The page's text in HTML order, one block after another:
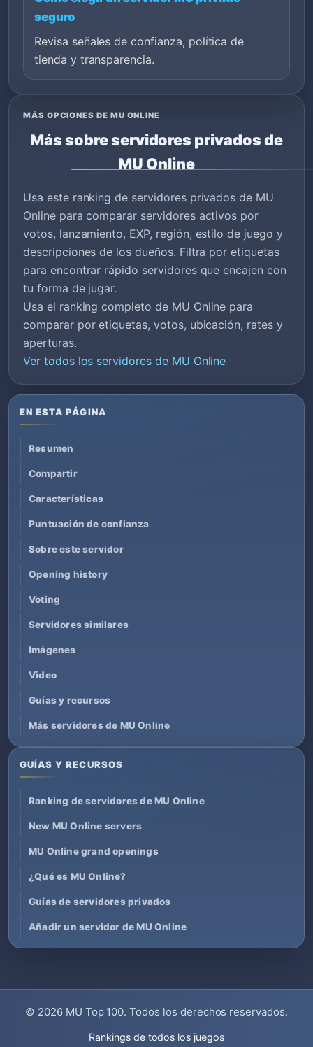
seguro
Revisa señales de confianza, política de
tienda y transparencia.
MÁS OPCIONES DE MU ONLINE
Más sobre servidores privados de
MU Online
Usa este ranking de servidores privados de MU
Online para comparar servidores activos por
votos, lanzamiento, EXP, región, estilo de juego y
descripciones de los dueños. Filtra por etiquetas
para encontrar rápido servidores que encajen con
tu forma de jugar.
Usa el ranking completo de MU Online para
comparar por etiquetas, votos, ubicación, rates y
aperturas.
Ver todos los servidores de MU Online
EN ESTA PÁGINA
Resumen
Compartir
Características
Puntuación de confianza
Sobre este servidor
Opening history
Voting
Servidores similares
Imágenes
Video
Guías y recursos
Más servidores de MU Online
GUÍAS Y RECURSOS
Ranking de servidores de MU Online
New MU Online servers
MU Online grand openings
¿Qué es MU Online?
Guías de servidores privados
Añadir un servidor de MU Online
© 2026 MU Top 100. Todos los derechos reservados.
Rankings de todos los juegos